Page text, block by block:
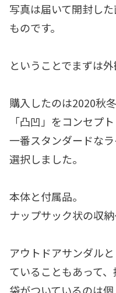
写真は届いて開封し
ものです。
ということでまずは外
購入したのは2020秋冬
「凸凹」をコンセプ
一番スタンダードな
選択しました。
本体と付属品。
ナップサック状の収
アウトドアサンダル
ていることもあって
袋がついているのは